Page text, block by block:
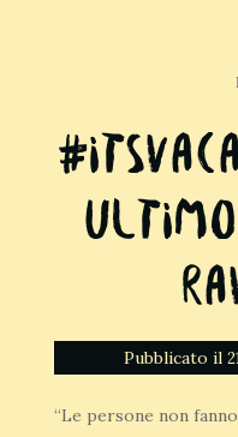
Pubblicato il
“Le persone non